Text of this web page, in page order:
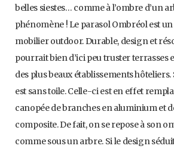
belles siestes… comme à l’ombre d’un
phénomène ! Le parasol Ombréol est
mobilier outdoor. Durable, design et
pourrait bien d’ici peu truster terrasses
des plus beaux établissements
est sans toile. Celle-ci est en effet
canopée de branches en aluminium et
composite. De fait, on se repose à son
comme sous un arbre. Si le design